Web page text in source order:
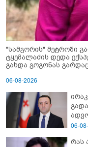
"სამგორის" მეტროში
ტყემალაძის დედა
გახდა გოგონას
06-08-2026
06-
რას